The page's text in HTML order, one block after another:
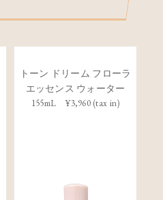
トーン ドリーム フローラ
エッセンス ウォーター
155mL ¥3,960 (tax in)